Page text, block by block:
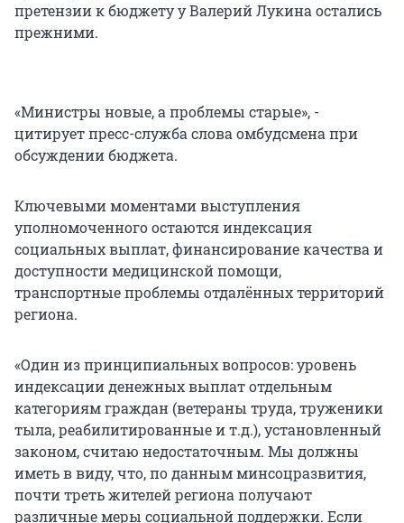
претензии к бюджету у Валерий Лукина остались
прежними.
«Министры новые, а проблемы старые», -
цитирует пресс-служба слова омбудсмена при
обсуждении бюджета.
Ключевыми моментами выступления
уполномоченного остаются индексация
социальных выплат, финансирование качества и
доступности медицинской помощи,
транспортные проблемы отдалённых территорий
региона.
«Один из принципиальных вопросов: уровень
индексации денежных выплат отдельным
категориям граждан (ветераны труда, труженики
тыла, реабилитированные и т.д.), установленный
законом, считаю недостаточным. Мы должны
иметь в виду, что, по данным минсоцразвития,
почти треть жителей региона получают
различные меры социальной поддержки. Если